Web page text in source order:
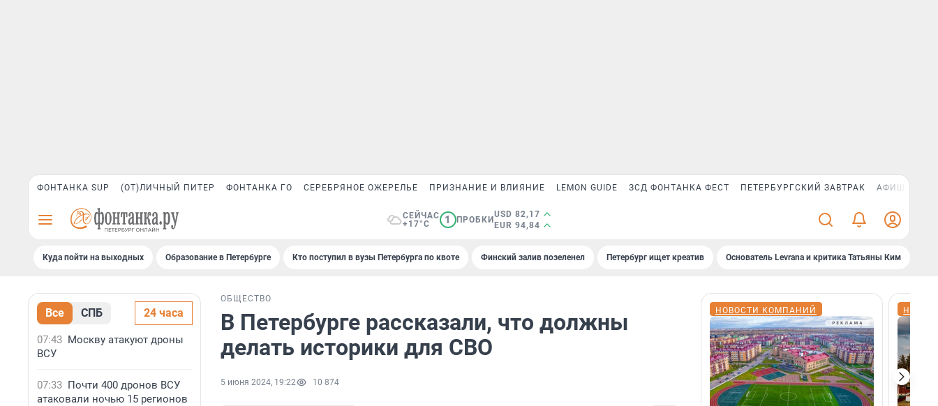
ФОНТАНКА SUP (ОТ)ЛИЧНЫЙ ПИТЕР ФОНТАНКА ГО СЕРЕБРЯНОЕ ОЖЕРЕЛЬЕ ПРИЗНАНИЕ И ВЛИЯНИЕ LEMON GUIDE ЗСД ФОНТАНКА ФЕСТ ПЕТЕРБУРГСКИЙ ЗАВТРАК АФИША PLUS
СЕЙЧАС
+17°C
1 ПРОБКИ
USD 82,17
EUR 94,84
Куда пойти на выходных Образование в Петербурге Кто поступил в вузы Петербурга по квоте Финский залив позеленел Петербург ищет креатив Основатель Levrana и критика Татьяны Ким
Все СПБ 24 часа
07:43 Москву атакуют дроны
ВСУ
07:33 Почти 400 дронов ВСУ
атаковали ночью 15 регионов
ОБЩЕСТВО
В Петербурге рассказали, что должны
делать историки для СВО
5 июня 2024, 19:22 10 874
НОВОСТИ КОМПАНИЙ